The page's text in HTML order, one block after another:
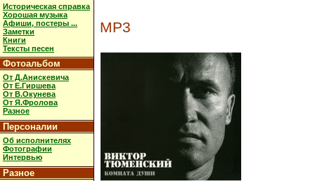
Историческая справка
Хорошая музыка
Афиши, постеры ...
Заметки
Книги
Тексты песен
Фотоальбом
От Д.Анискевича
От Е.Гиршева
От В.Окунева
От Я.Фролова
Разное
Персоналии
Об исполнителях
Фотографии
Интервью
Разное
MP3